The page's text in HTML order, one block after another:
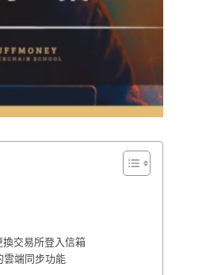
換交易所登入信箱
雲端同步功能